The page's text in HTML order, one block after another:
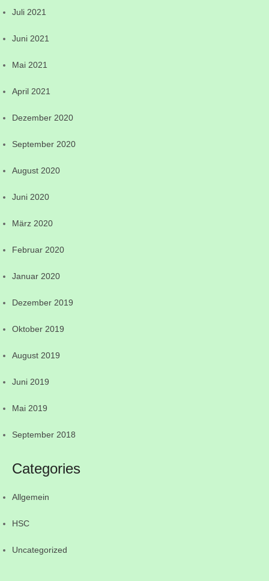
Juli 2021
Juni 2021
Mai 2021
April 2021
Dezember 2020
September 2020
August 2020
Juni 2020
März 2020
Februar 2020
Januar 2020
Dezember 2019
Oktober 2019
August 2019
Juni 2019
Mai 2019
September 2018
Categories
Allgemein
HSC
Uncategorized